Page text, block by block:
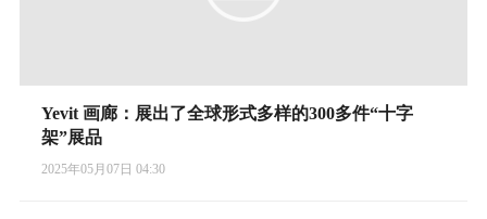
Yevit 画廊：展出了全球形式多样的300多件“十字
架”展品
2025年05月07日 04:30